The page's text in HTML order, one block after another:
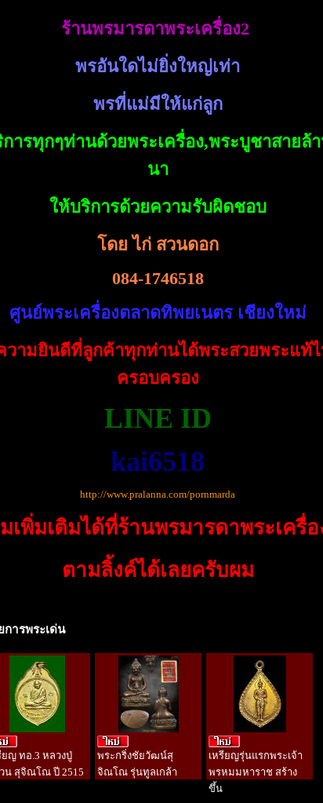
ร้านพรมารดาพระเครื่อง2
พรอันใดไม่ยิ่งใหญ่เท่า
พรที่แม่มีให้แก่ลูก
ารทุกๆท่านด้วยพระเครื่อง,พระบูชาสายล้
นา
ให้บริการด้วยความรับผิดชอบ
โดย ไก่ สวนดอก
084-1746518
ศูนย์พระเครื่องตลาดทิพยเนตร เชียงใหม่
วามยินดีที่ลูกค้าทุกท่านได้พระสวยพระแท้ไ
ครอบครอง
LINE ID
kai6518
http://www.pralanna.com/pornmarda
เพิ่มเติมได้ที่ร้านพรมารดาพระเครื่อ
ตามลิ้งค์ได้เลยครับผม
การพระเด่น
ยญ ทอ.3 หลวงปู่
น สุจิณโณ ปี 2515
พระกริ่งชัยวัฒน์สุ
จิณโณ รุ่นทูลเกล้า
เหรียญรุ่นแรกพระเจ้า
พรหมมหาราช สร้าง
ขึ้น